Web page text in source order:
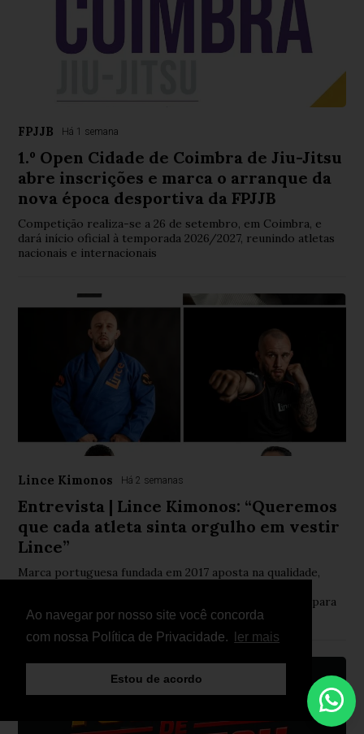
Ao navegar por nosso site você concorda
com nossa Política de Privacidade.
ler mais
Estou de acordo
FPJJB Há 1 semana
1.º Open Cidade de Coimbra de Jiu-Jitsu
abre inscrições e marca o arranque da
nova época desportiva da FPJJB
Competição realiza-se a 26 de setembro, em Coimbra, e
dará início oficial à temporada 2026/2027, reunindo atletas
nacionais e internacionais
Lince Kimonos Há 2 semanas
Entrevista | Lince Kimonos: “Queremos
que cada atleta sinta orgulho em vestir
Lince”
Marca portuguesa fundada em 2017 aposta na qualidade,
mercado do Jiu-Jitsu, apoiando atletas e contribuindo para
o crescimento da modalidade em Portugal